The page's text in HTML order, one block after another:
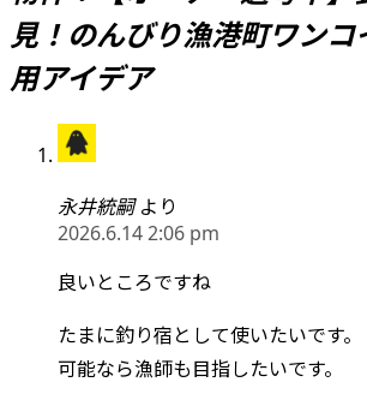
見！のんびり漁港町ワンコ
用アイデア
永井統嗣 より
2026.6.14 2:06 pm
良いところですね
たまに釣り宿として使いたいです。
可能なら漁師も目指したいです。